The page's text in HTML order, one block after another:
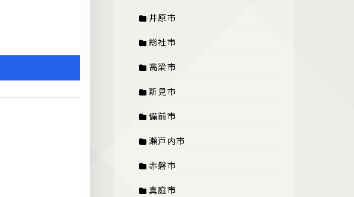
井原市
総社市
高梁市
新見市
備前市
瀬戸内市
赤磐市
真庭市